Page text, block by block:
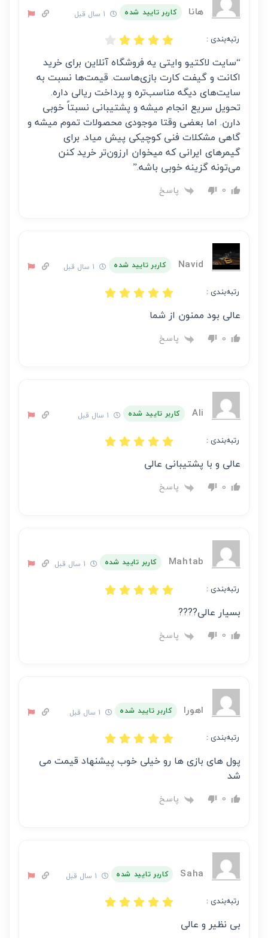
هانا کاربر تایید شده
رتبه‌بندی :
“سایت لاکتیو وایتی یه فروشگاه آنلاین برای خرید
اکانت و گیفت کارت بازی‌هاست. قیمت‌ها نسبت به
سایت‌های دیگه مناسب‌تره و پرداخت ریالی داره.
تحویل سریع انجام میشه و پشتیبانی نسبتاً خوبی
دارن. اما بعضی وقتا موجودی محصولات تموم میشه و
گاهی مشکلات فنی کوچیکی پیش میاد. برای
گیمرهای ایرانی که میخوان ارزون‌تر خرید کنن
می‌تونه گزینه خوبی باشه.”
0 پاسخ
Navid کاربر تایید شده
رتبه‌بندی :
عالی بود ممنون از شما
0 پاسخ
Ali کاربر تایید شده
رتبه‌بندی :
عالی و با پشتیبانی عالی
0 پاسخ
Mahtab کاربر تایید شده
رتبه‌بندی :
بسیار عالی????
0 پاسخ
اهورا کاربر تایید شده
رتبه‌بندی :
پول های بازی ها رو خیلی خوب پیشنهاد قیمت می
شد
0 پاسخ
Saha کاربر تایید شده
رتبه‌بندی :
بی نظیر و عالی